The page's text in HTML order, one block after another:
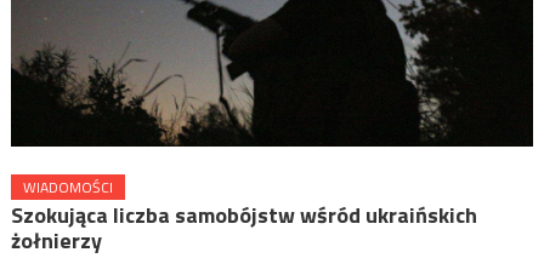
WIADOMOŚCI
Szokująca liczba samobójstw wśród ukraińskich
żołnierzy